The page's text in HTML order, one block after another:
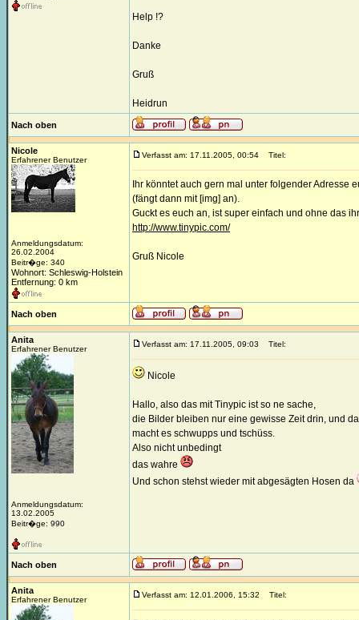
Help !?
Danke
Gruß
Heidrun
Nach oben
Nicole
Erfahrener Benutzer
Anmeldungsdatum:
26.02.2004
Beitr�ge: 340
Wohnort: Schleswig-Holstein
Entfernung: 0 km
Verfasst am: 17.11.2005, 00:54 Titel:
Ihr könntet auch gern mal unter folgender Adresse
(fängt dann mit [img] an).
Guckt es euch an, ist super einfach und ohne das
http://www.tinypic.com/
Gruß Nicole
Nach oben
Anita
Erfahrener Benutzer
Anmeldungsdatum:
13.02.2005
Beitr�ge: 990
Verfasst am: 17.11.2005, 09:03 Titel:
Nicole
Hallo, also das mit Tinypic ist so ne sache,
die Bilder bleiben nur eine gewisse Zeit drin, und
macht es schwupps und tschüss.
Also nicht unbedingt
das wahre
Und schon stehst wieder mit abgesägten Hosen da
Nach oben
Anita
Erfahrener Benutzer
Verfasst am: 12.01.2006, 15:32 Titel: